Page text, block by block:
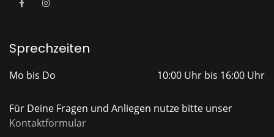
Sprechzeiten
Mo bis Do 10:00 Uhr bis 16:00 Uhr
Für Deine Fragen und Anliegen nutze bitte unser
Kontaktformular